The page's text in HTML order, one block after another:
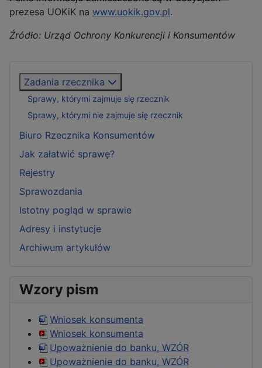
prezesa UOKiK na www.uokik.gov.pl.
Źródło: Urząd Ochrony Konkurencji i Konsumentów
Zadania rzecznika
Sprawy, którymi zajmuje się rzecznik
Sprawy, którymi nie zajmuje się rzecznik
Biuro Rzecznika Konsumentów
Jak załatwić sprawę?
Rejestry
Sprawozdania
Istotny pogląd w sprawie
Adresy i instytucje
Archiwum artykułów
Wzory pism
Wniosek konsumenta
Wniosek konsumenta
Upoważnienie do banku, WZÓR
Upoważnienie do banku, WZÓR